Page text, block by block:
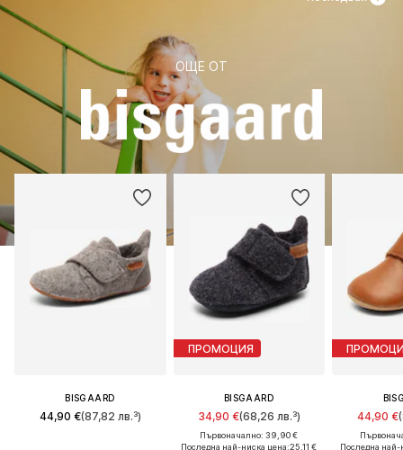
ОЩЕ ОТ
BISGAARD
44,90 €(87,82 лв.³)
ПРОМОЦИЯ
BISGAARD
34,90 €(68,26 лв.³)
Първоначално: 39,90 €
Последна най-ниска цена:25,11 €
44,90 €
Последна най-